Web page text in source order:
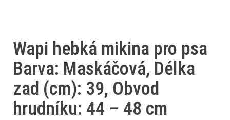
Wapi hebká mikina pro psa
Barva: Maskáčová, Délka
zad (cm): 39, Obvod
hrudníku: 44 – 48 cm